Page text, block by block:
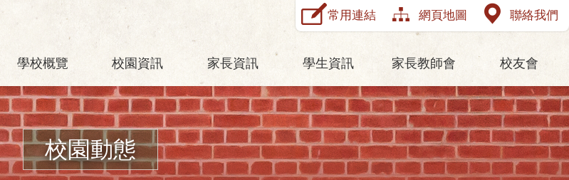
常用連結 網頁地圖 聯絡我們
學校概覽 校園資訊 家長資訊 學生資訊 家長教師會 校友會
校園動態